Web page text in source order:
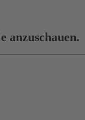
anzuschauen.